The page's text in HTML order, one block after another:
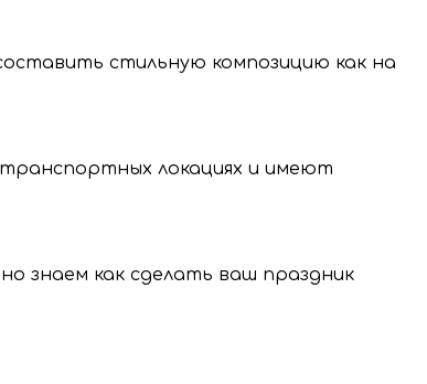
стильную композицию как на
локациях и имеют
знаем как сделать ваш праздник